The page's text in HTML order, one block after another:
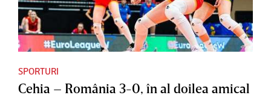
SPORTURI
Cehia – România 3-0, în al doilea amical